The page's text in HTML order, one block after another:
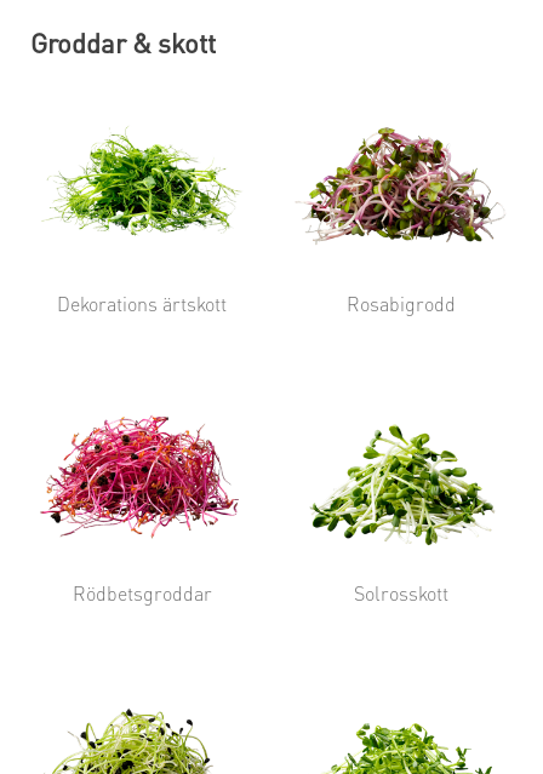
Groddar & skott
Dekorations ärtskott Rosabigrodd
Rödbetsgroddar Solrosskott